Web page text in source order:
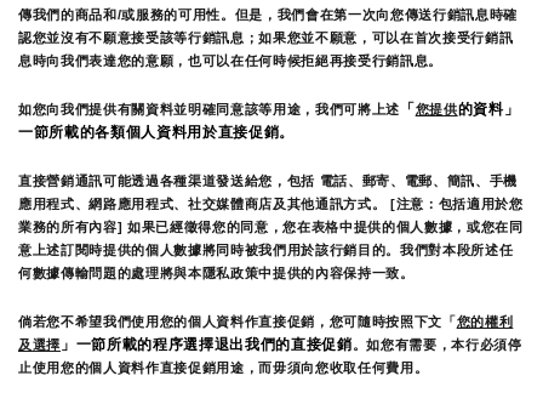
傳我們的商品和/或服務的可用性。但是，我們會在第一次向您傳送行銷訊息時確
認您並沒有不願意接受該等行銷訊息；如果您並不願意，可以在首次接受行銷訊
息時向我們表達您的意願，也可以在任何時候拒絕再接受行銷訊息。
如您向我們提供有關資料並明確同意該等用途，我們可將上述 「 您提供的資料」
一節所載的各類個人資料用於直接促銷。
直接營銷通訊可能透過各種渠道發送給您，包括 電話、郵寄、電郵、簡訊、手機
應用程式、網路應用程式、社交媒體商店及其他通訊方式。 [注意：包括適用於您
業務的所有內容] 如果已經徵得您的同意，您在表格中提供的個人數據，或您在同
意上述訂閱時提供的個人數據將同時被我們用於該行銷目的。我們對本段所述任
何數據傳輸問題的處理將與本隱私政策中提供的內容保持一致。
倘若您不希望我們使用您的個人資料作直接促銷，您可隨時按照下文「您的權利
及選擇 」一節所載的程序選擇退出我們的直接促銷。如您有需要，本行必須停
止使用您的個人資料作直接促銷用途，而毋須向您收取任何費用。